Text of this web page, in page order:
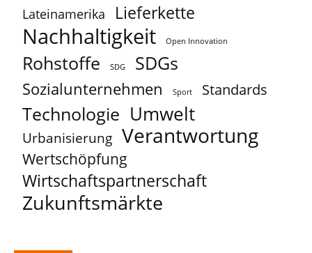
Lateinamerika Lieferkette
Nachhaltigkeit Open Innovation
Rohstoffe SDG SDGs
Sozialunternehmen Sport Standards
Technologie Umwelt
Urbanisierung Verantwortung
Wertschöpfung
Wirtschaftspartnerschaft
Zukunftsmärkte